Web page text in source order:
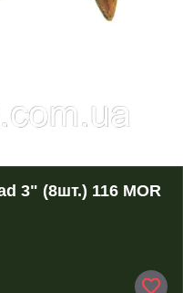
3" (8шт.) 116 MOR